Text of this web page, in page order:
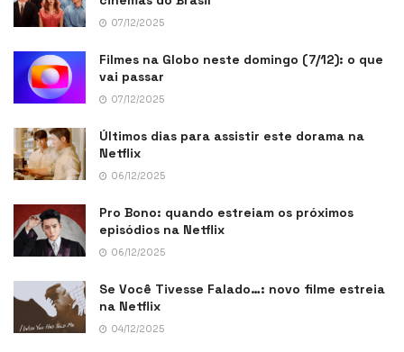
07/12/2025
Filmes na Globo neste domingo (7/12): o que
vai passar
07/12/2025
Últimos dias para assistir este dorama na
Netflix
06/12/2025
Pro Bono: quando estreiam os próximos
episódios na Netflix
06/12/2025
Se Você Tivesse Falado…: novo filme estreia
na Netflix
04/12/2025